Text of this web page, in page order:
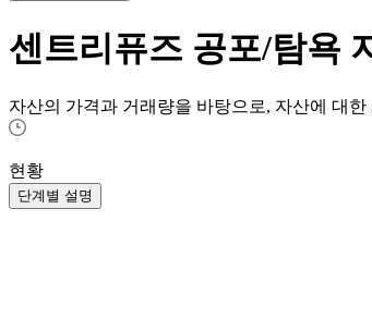
센트리퓨즈 공포/탐욕
자산의 가격과 거래량을 바탕으로, 자산에 대
현황
단계별 설명